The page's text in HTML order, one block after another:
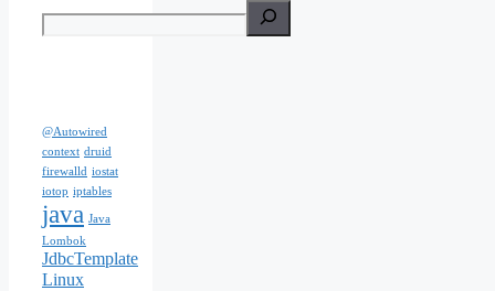
@Autowired
context druid
firewalld iostat
iotop iptables
java Java
Lombok
JdbcTemplate
Linux